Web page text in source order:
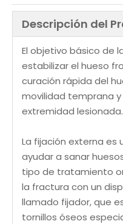
Descripción del
El objetivo básico de
estabilizar el hueso
curación rápida del
movilidad temprana
extremidad lesionada.
La fijación externa es
ayudar a sanar
tipo de tratamiento
la fractura con un
llamado fijador, que
tornillos óseos